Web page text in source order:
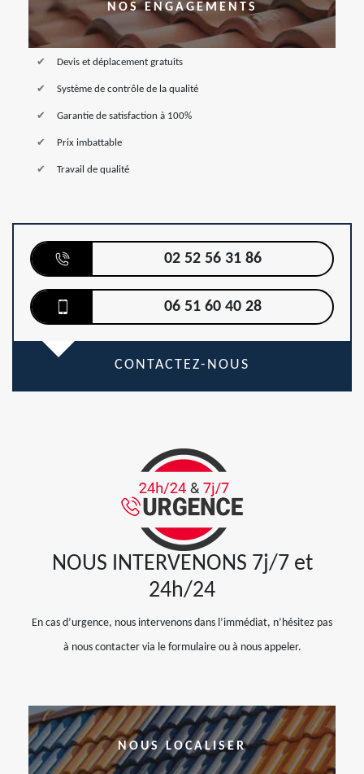
NOS ENGAGEMENTS
Devis et déplacement gratuits
Système de contrôle de la qualité
Garantie de satisfaction à 100%
Prix imbattable
Travail de qualité
02 52 56 31 86
06 51 60 40 28
CONTACTEZ-NOUS
NOUS INTERVENONS 7j/7 et
24h/24
En cas d’urgence, nous intervenons dans l’immédiat, n’hésitez pas
à nous contacter via le formulaire ou à nous appeler.
NOUS LOCALISER